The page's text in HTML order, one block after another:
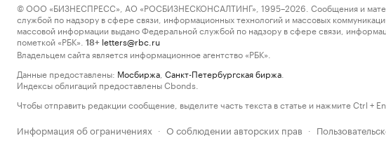
© ООО «БИЗНЕСПРЕСС», АО «РОСБИЗНЕСКОНСАЛТИНГ», 1995–2026. Сообщения и
службой по надзору в сфере связи, информационных технологий и массовых
массовой информации выдано Федеральной службой по надзору в сфере связи,
пометкой «РБК».
18+ letters@rbc.ru
Владельцем сайта является информационное агентство «РБК».
Данные предоставлены: Мосбиржа Санкт-Петербургская биржа
Индексы облигаций предоставлены Cbonds.
Чтобы отправить редакции сообщение, выделите часть текста в статье и нажмите Ctrl +
Информация об ограничениях · О соблюдении авторских прав ·